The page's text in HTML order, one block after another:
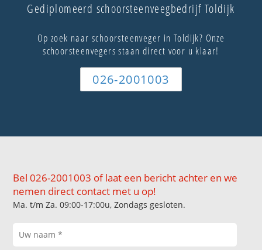
Gediplomeerd schoorsteenveegbedrijf Toldijk
Op zoek naar schoorsteenveger in Toldijk? Onze
schoorsteenvegers staan direct voor u klaar!
026-2001003
Bel 026-2001003 of laat een bericht achter en we
nemen direct contact met u op!
Ma. t/m Za. 09:00-17:00u, Zondags gesloten.